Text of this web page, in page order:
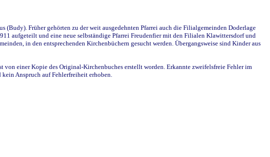
Früher gehörten zu der weit ausgedehnten Pfarrei auch die Filialgemeinden Doderlage
aufgeteilt und eine neue selbständige Pfarrei Freudenfier mit den Filialen Klawittersdorf und
in den entsprechenden Kirchenbüchern gesucht werden. Übergangsweise sind Kinder aus
einer Kopie des Original-Kirchenbuches erstellt worden. Erkannte zweifelsfreie Fehler im
Anspruch auf Fehlerfreiheit erhoben.